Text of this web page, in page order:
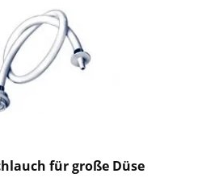
für große Düse